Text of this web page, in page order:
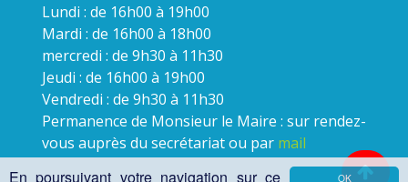
OK
En poursuivant votre navigation sur ce
Lundi : de 16h00 à 19h00
Mardi : de 16h00 à 18h00
mercredi : de 9h30 à 11h30
Jeudi : de 16h00 à 19h00
Vendredi : de 9h30 à 11h30
Permanence de Monsieur le Maire : sur rendez-
vous auprès du secrétariat ou par mail